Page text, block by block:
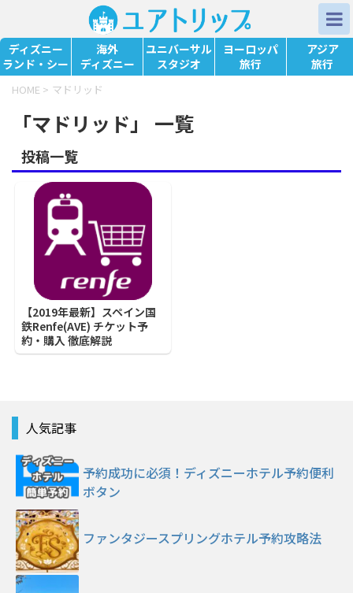
ディズニー
ランド・シー
海外
ディズニー
ユニバーサル
スタジオ
ヨーロッパ
旅行
アジア
旅行
HOME > マドリッド
「マドリッド」 一覧
投稿一覧
【2019年最新】スペイン国
鉄Renfe(AVE) チケット予
約・購入 徹底解説
人気記事
予約成功に必須！ディズニーホテル予約便利
ボタン
ファンタジースプリングホテル予約攻略法